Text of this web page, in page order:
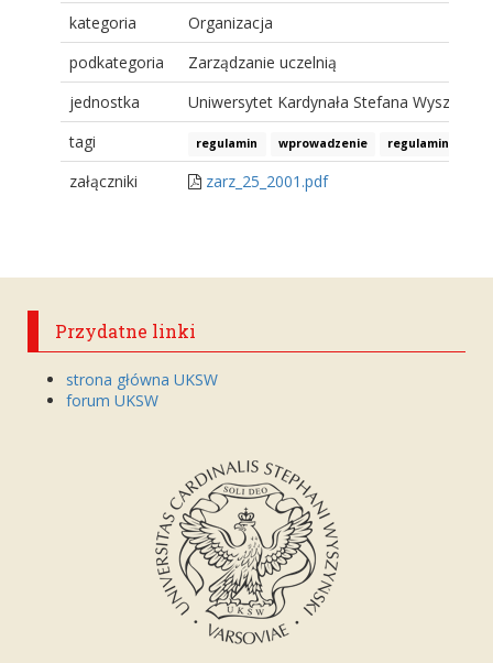
kategoria
Organizacja
podkategoria
Zarządzanie uczelnią
jednostka
Uniwersytet Kardynała Stefana
tagi
regulamin wprowadzenie regulamin pracy
załączniki zarz_25_2001.pdf
Przydatne linki
strona główna UKSW
forum UKSW